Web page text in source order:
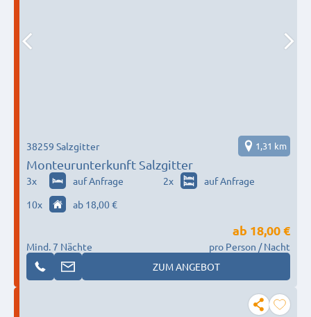
Monteurunterkunft Salzgitter
38259 Salzgitter 1,31 km
3x auf Anfrage 2x
auf Anfrage
10x ab 18,00 €
Mind. 7 Nächte
ab 18,00 €
pro Person / Nacht
ZUM ANGEBOT